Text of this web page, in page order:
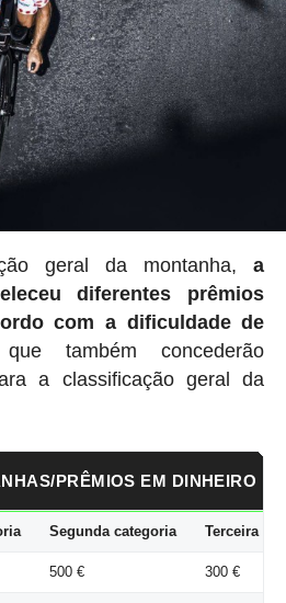
geral da montanha,a
diferentes prêmios
com a dificuldade de
também concederão
a classificação geral da
PRÊMIOS EM DINHEIRO
Segunda categoria Terceira
500 € 300 €